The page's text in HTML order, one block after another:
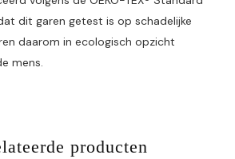
dit garen getest is op schadelijke
daarom in ecologisch opzicht
mens.
producten